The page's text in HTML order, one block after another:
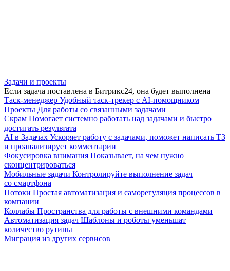
Задачи и проекты
Если задача поставлена в Битрикс24, она будет выполнена
Таск-менеджер Удобный таск-трекер с AI-помощником
Проекты Для работы со связанными задачами
Скрам Помогает системно работать над задачами и быстро
достигать результата
AI в Задачах Ускоряет работу с задачами, поможет написать ТЗ
и проанализирует комментарии
Фокусировка внимания Показывает, на чем нужно
сконцентрироваться
Мобильные задачи Контролируйте выполнение задач
со смартфона
Потоки Простая автоматизация и саморегуляция процессов в
компании
Коллабы Пространства для работы с внешними командами
Автоматизация задач Шаблоны и роботы уменьшат
количество рутины
Миграция из других сервисов